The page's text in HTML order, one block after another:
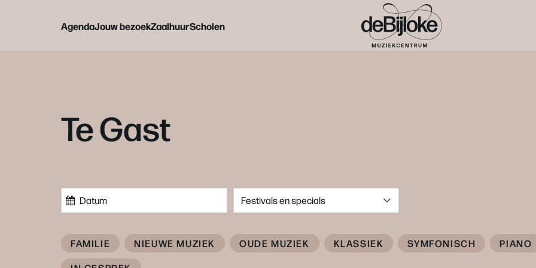
AgendaJouw bezoekZaalhuurScholen
Te Gast
Festivals en specials
FAMILIE NIEUWE MUZIEK OUDE MUZIEK KLASSIEK SYMFONISCH
PIANO